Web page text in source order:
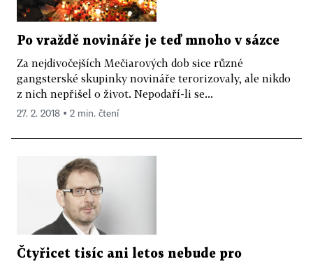
Po vraždě novináře je teď mnoho v sázce
Za nejdivočejších Mečiarových dob sice různé
gangsterské skupinky novináře terorizovaly, ale nikdo
z nich nepřišel o život. Nepodaří-li se...
27. 2. 2018 ▪ 2 min. čtení
Čtyřicet tisíc ani letos nebude pro